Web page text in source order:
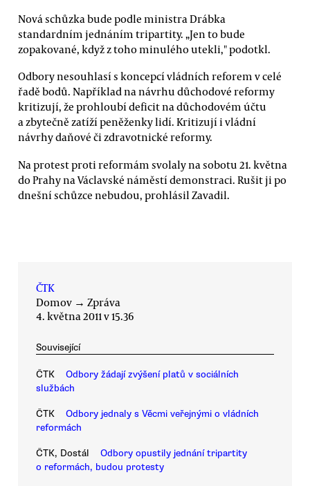
Nová schůzka bude podle ministra Drábka
standardním jednáním tripartity. „Jen to bude
zopakované, když z toho minulého utekli," podotkl.
Odbory nesouhlasí s koncepcí vládních reforem v celé
řadě bodů. Například na návrhu důchodové reformy
kritizují, že prohloubí deficit na důchodovém účtu
a zbytečně zatíží peněženky lidí. Kritizují i vládní
návrhy daňové či zdravotnické reformy.
Na protest proti reformám svolaly na sobotu 21. května
do Prahy na Václavské náměstí demonstraci. Rušit ji po
dnešní schůzce nebudou, prohlásil Zavadil.
ČTK
Domov → Zpráva
4. května 2011 v 15.36
Související
ČTK
Odbory žádají zvýšení platů v sociálních
službách
ČTK
Odbory jednaly s Věcmi veřejnými o vládních
reformách
ČTK, Dostál
Odbory opustily jednání tripartity
o reformách, budou protesty